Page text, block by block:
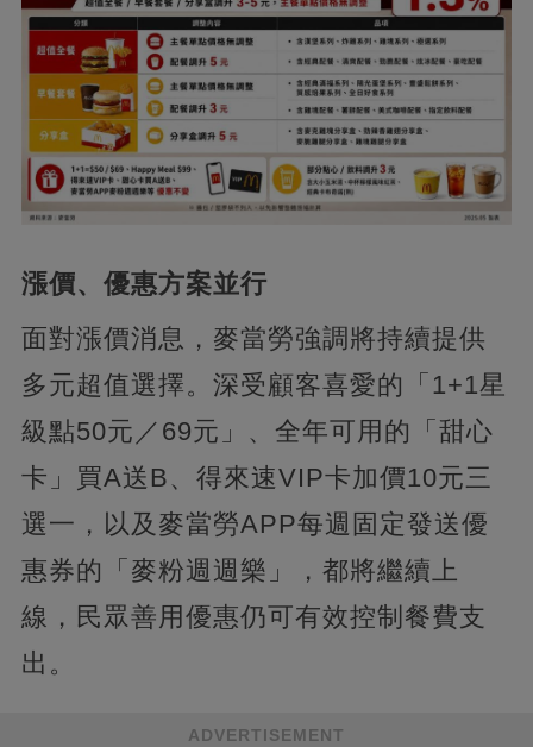
漲價、優惠方案並行
面對漲價消息，麥當勞強調將持續提供
多元超值選擇。深受顧客喜愛的「1+1星
級點50元／69元」、全年可用的「甜心
卡」買A送B、得來速VIP卡加價10元三
選一，以及麥當勞APP每週固定發送優
惠券的「麥粉週週樂」，都將繼續上
線，民眾善用優惠仍可有效控制餐費支
出。
ADVERTISEMENT